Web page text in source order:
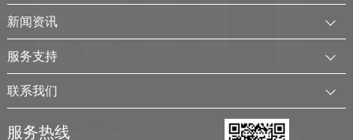
服务全球
考克利尔集团
电厂用制氢干燥一体化装置
氢气干燥装置
氢气回收净化装置
移动式（箱式）制氢站
可再生电解水制氢解决方案
制氢加氢解决方案
工业用氢解决方案
弃（余）电离网制氢解决方案
新闻资讯
企业动态
行业新闻
展会及活动
服务支持
客户服务
联系我们
联系方式
服务热线